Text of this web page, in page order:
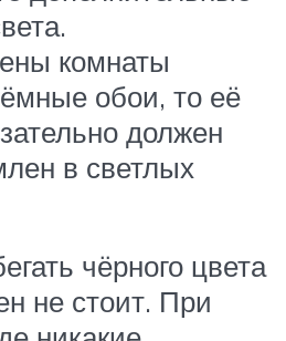
комнаты
обои, то её
должен
в светлых
чёрного цвета
не стоит. При